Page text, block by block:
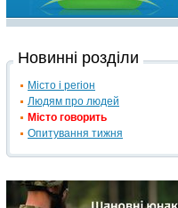
Новинні розділи
Місто і регіон
Людям про людей
Місто говорить
Опитування тижня